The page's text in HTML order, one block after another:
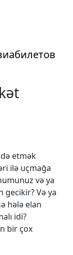
etmək
ilə uçmağa
və ya
Və ya
hələ elan
idi?
bir çox